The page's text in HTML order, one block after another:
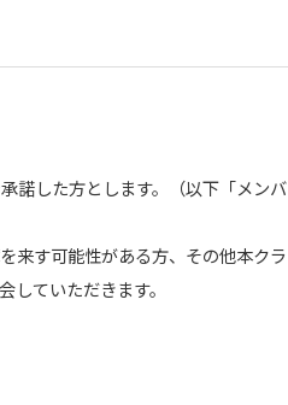
諾した方とします。（以下「メンバ
来す可能性がある方、その他本クラ
ていただきます。